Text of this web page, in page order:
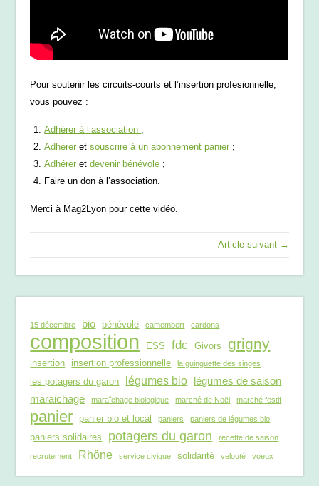
Pour soutenir les circuits-courts et l’insertion profesionnelle,
vous pouvez :
Adhérer à l’association ;
Adhérer etsouscrire à un abonnement panier ;
Adhéreretdevenir bénévole ;
Faire un don à l’association.
Merci à Mag2Lyon pour cette vidéo.
Article suivant →
15 décembre bio bénévole camembert cardons
composition ESS fdc Givors grigny
insertion insertion professionnelle la guinguette des singes
les potagers du garon légumes bio légumes de saison
maraichage
maraîchage biologique marché de Noël marché festif
panier panier bio et local paniers paniers de légumes bio
paniers solidaires potagers du garon recette de saison
recrutement Rhône service civique solidarité velouté voeux